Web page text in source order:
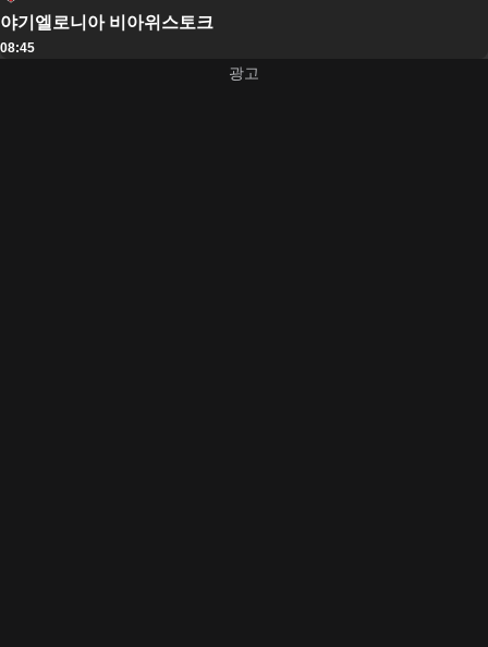
야기엘로니아 비아위스토크
08:45